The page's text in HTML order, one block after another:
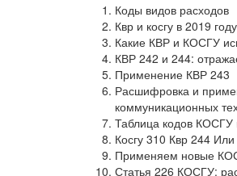
Коды видов расходов
Квр и косгу в 2019
Какие КВР и КОСГУ
КВР 242 и 244:
Применение КВР 243
Расшифровка и
коммуникационных
Таблица кодов КОСГУ
Косгу 310 Квр 244
Применяем новые
Статья 226 КОСГУ: